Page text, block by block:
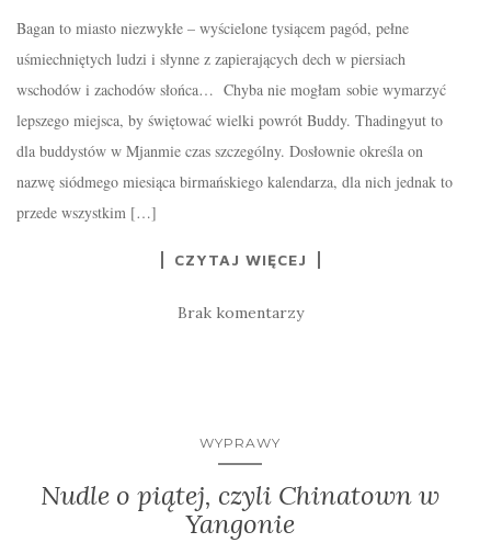
Bagan to miasto niezwykłe – wyścielone tysiącem pagód, pełne
uśmiechniętych ludzi i słynne z zapierających dech w piersiach
wschodów i zachodów słońca… Chyba nie mogłam sobie wymarzyć
lepszego miejsca, by świętować wielki powrót Buddy. Thadingyut to
dla buddystów w Mjanmie czas szczególny. Dosłownie określa on
nazwę siódmego miesiąca birmańskiego kalendarza, dla nich jednak to
przede wszystkim […]
CZYTAJ WIĘCEJ
Brak komentarzy
WYPRAWY
Nudle o piątej, czyli Chinatown w
Yangonie